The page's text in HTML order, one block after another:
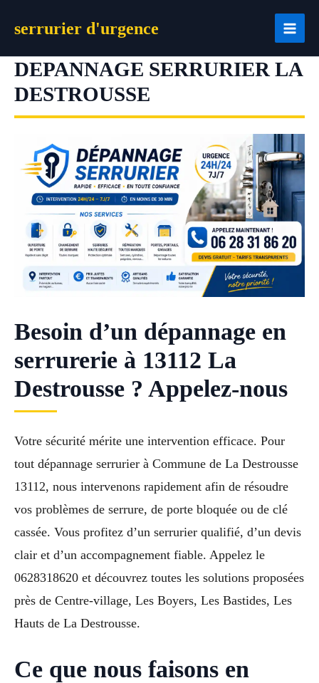
serrurier d'urgence
DEPANNAGE SERRURIER LA
DESTROUSSE
Besoin d’un dépannage en
serrurerie à 13112 La
Destrousse ? Appelez-nous
Votre sécurité mérite une intervention efficace. Pour
tout dépannage serrurier à Commune de La Destrousse
13112, nous intervenons rapidement afin de résoudre
vos problèmes de serrure, de porte bloquée ou de clé
cassée. Vous profitez d’un serrurier qualifié, d’un devis
clair et d’un accompagnement fiable. Appelez le
0628318620 et découvrez toutes les solutions proposées
près de Centre-village, Les Boyers, Les Bastides, Les
Hauts de La Destrousse.
Ce que nous faisons en